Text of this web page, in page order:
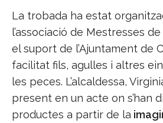
La trobada ha estat
l’associació de Mestresses de
el suport de l’Ajuntament de
facilitat fils, agulles i altres
les peces. L’alcaldessa,
present en un acte on s’han
productes a partir de la